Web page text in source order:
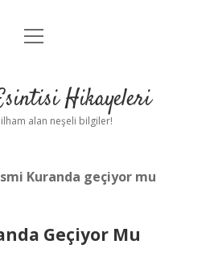
Anasayfa
Yasal Uyarı
menüyü
Hikayeleri
alan neşeli bilgiler!
Kuranda geçiyor mu
Geçiyor Mu